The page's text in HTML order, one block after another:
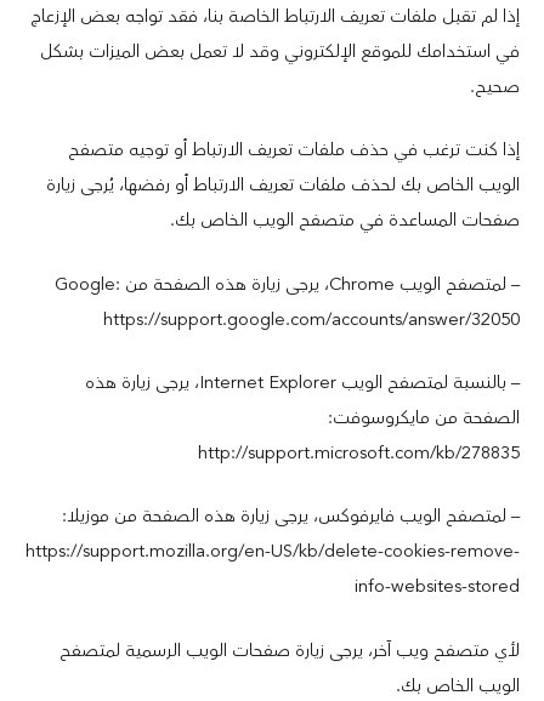
إذا لم تقبل ملفات تعريف الارتباط الخاصة بنا، فقد تواجه بعض الإزعاج
في استخدامك للموقع الإلكتروني وقد لا تعمل بعض الميزات بشكل
صحيح.
إذا كنت ترغب في حذف ملفات تعريف الارتباط أو توجيه متصفح
الويب الخاص بك لحذف ملفات تعريف الارتباط أو رفضها، يُرجى زيارة
صفحات المساعدة في متصفح الويب الخاص بك.
– لمتصفح الويب Chrome، يرجى زيارة هذه الصفحة من Google:
https://support.google.com/accounts/answer/32050
– بالنسبة لمتصفح الويب Internet Explorer، يرجى زيارة هذه
الصفحة من مايكروسوفت:
http://support.microsoft.com/kb/278835
– لمتصفح الويب فايرفوكس، يرجى زيارة هذه الصفحة من موزيلا:
https://support.mozilla.org/en-US/kb/delete-cookies-remove-
info-websites-stored
لأي متصفح ويب آخر، يرجى زيارة صفحات الويب الرسمية لمتصفح
الويب الخاص بك.